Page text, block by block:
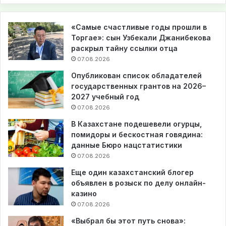
«Самые счастливые годы прошли в
Торгае»: сын Узбекали Джанибекова
раскрыл тайну ссылки отца
07.08.2026
Опубликован список обладателей
государственных грантов на 2026–
2027 учебный год
07.08.2026
В Казахстане подешевели огурцы,
помидоры и бескостная говядина:
данные Бюро нацстатистики
07.08.2026
Еще один казахстанский блогер
объявлен в розыск по делу онлайн-
казино
07.08.2026
«Выбрал бы этот путь снова»: